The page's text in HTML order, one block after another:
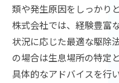
類や発生原因をしっかり
株式会社では、経験豊富
状況に応じた最適な駆除
の場合は生息場所の特定
具体的なアドバイスを行